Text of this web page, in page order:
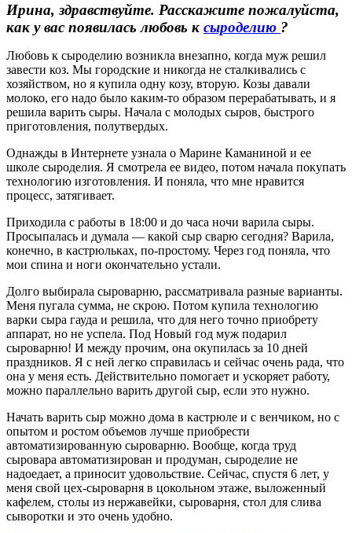
Ирина, здравствуйте. Расскажите пожалуйста,
как у вас появилась любовь к сыроделию ?
Любовь к сыроделию возникла внезапно, когда муж решил
завести коз. Мы городские и никогда не сталкивались с
хозяйством, но я купила одну козу, вторую. Козы давали
молоко, его надо было каким-то образом перерабатывать, и я
решила варить сыры. Начала с молодых сыров, быстрого
приготовления, полутвердых.
Однажды в Интернете узнала о Марине Каманиной и ее
школе сыроделия. Я смотрела ее видео, потом начала покупать
технологию изготовления. И поняла, что мне нравится
процесс, затягивает.
Приходила с работы в 18:00 и до часа ночи варила сыры.
Просыпалась и думала — какой сыр сварю сегодня? Варила,
конечно, в кастрюльках, по-простому. Через год поняла, что
мои спина и ноги окончательно устали.
Долго выбирала сыроварню, рассматривала разные варианты.
Меня пугала сумма, не скрою. Потом купила технологию
варки сыра гауда и решила, что для него точно приобрету
аппарат, но не успела. Под Новый год муж подарил
сыроварню! И между прочим, она окупилась за 10 дней
праздников. Я с ней легко справилась и сейчас очень рада, что
она у меня есть. Действительно помогает и ускоряет работу,
можно параллельно варить другой сыр, если это нужно.
Начать варить сыр можно дома в кастрюле и с венчиком, но с
опытом и ростом объемов лучше приобрести
автоматизированную сыроварню. Вообще, когда труд
сыровара автоматизирован и продуман, сыроделие не
надоедает, а приносит удовольствие. Сейчас, спустя 6 лет, у
меня свой цех-сыроварня в цокольном этаже, выложенный
кафелем, столы из нержавейки, сыроварня, стол для слива
сыворотки и это очень удобно.